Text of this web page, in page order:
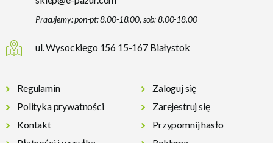
Pracujemy: pon-pt: 8.00-18.00, sob: 8.00-18.00
ul. Wysockiego 156 15-167 Białystok
Regulamin
Polityka prywatności
Kontakt
Zaloguj się
Zarejestruj się
Przypomnij hasło